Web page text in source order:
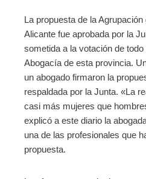
La propuesta de la
Alicante fue aprobada por la
sometida a la votación de
Abogacía de esta provincia.
un abogado firmaron la
respaldada por la Junta. «La
casi más mujeres que
explicó a este diario la
una de las profesionales que
propuesta.